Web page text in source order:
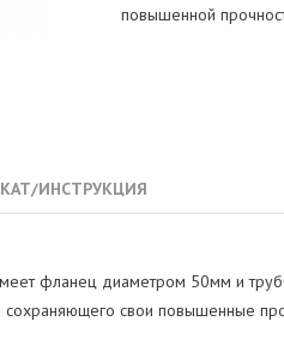
повышенной
ИНСТРУКЦИЯ
фланец диаметром 50мм и
свои повышенные